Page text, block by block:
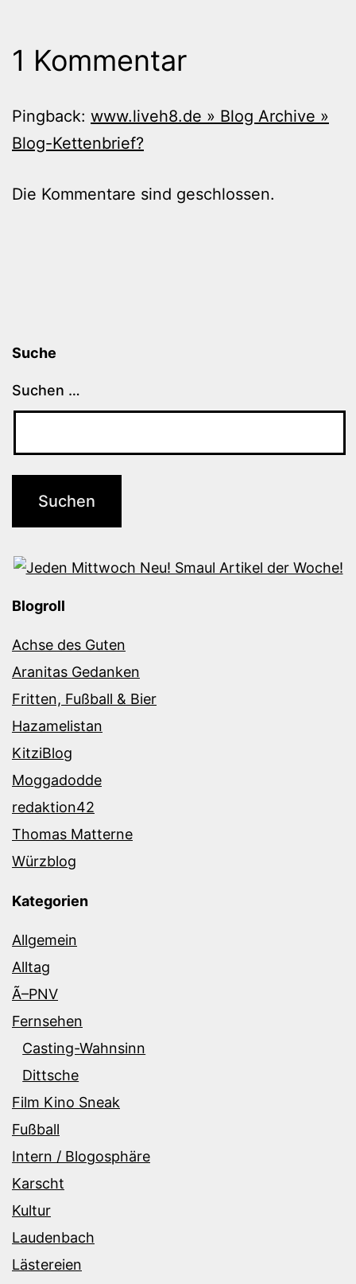
1 Kommentar
Pingback: www.liveh8.de » Blog Archive »
Blog-Kettenbrief?
Die Kommentare sind geschlossen.
Suche
Suchen …
Blogroll
Achse des Guten
Aranitas Gedanken
Fritten, Fußball & Bier
Hazamelistan
KitziBlog
Moggadodde
redaktion42
Thomas Matterne
Würzblog
Kategorien
Allgemein
Alltag
Ã–PNV
Fernsehen
Casting-Wahnsinn
Dittsche
Film Kino Sneak
Fußball
Intern / Blogosphäre
Karscht
Kultur
Laudenbach
Lästereien